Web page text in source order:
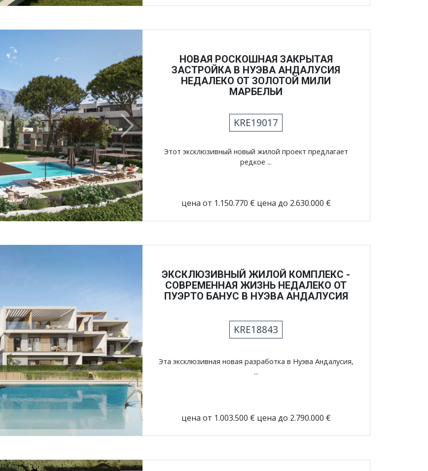
Next
НОВАЯ РОСКОШНАЯ ЗАКРЫТАЯ
ЗАСТРОЙКА В НУЭВА АНДАЛУСИЯ
НЕДАЛЕКО ОТ ЗОЛОТОЙ МИЛИ
МАРБЕЛЬИ
KRE19017
Этот эксклюзивный новый жилой проект предлагает
редкое ...
цена от 1.150.770 € цена до 2.630.000 €
Next
ЭКСКЛЮЗИВНЫЙ ЖИЛОЙ КОМПЛЕКС -
СОВРЕМЕННАЯ ЖИЗНЬ НЕДАЛЕКО ОТ
ПУЭРТО БАНУС В НУЭВА АНДАЛУСИЯ
KRE18843
Эта эксклюзивная новая разработка в Нуэва Андалусия,
...
цена от 1.003.500 € цена до 2.790.000 €